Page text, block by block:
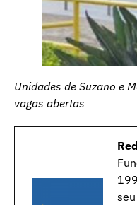
Unidades de Suzano e
vagas abertas